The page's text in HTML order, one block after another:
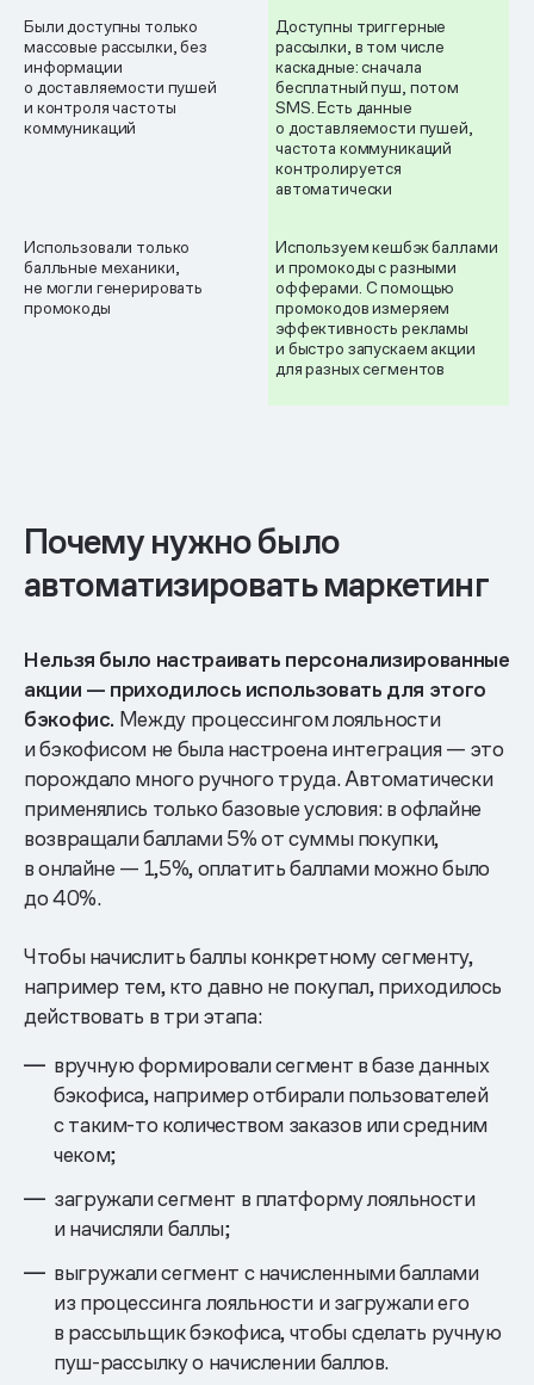
Были доступны только
массовые рассылки, без
информации
о доставляемости пушей
и контроля частоты
коммуникаций
Доступны триггерные
рассылки, в том числе
каскадные: сначала
бесплатный пуш, потом
SMS. Есть данные
о доставляемости пушей,
частота коммуникаций
контролируется
автоматически
Использовали только
балльные механики,
не могли генерировать
промокоды
Используем кешбэк баллами
и промокоды с разными
офферами. С помощью
промокодов измеряем
эффективность рекламы
и быстро запускаем акции
для разных сегментов
Почему нужно было
автоматизировать маркетинг
Нельзя было настраивать персонализированные
акции — приходилось использовать для этого
бэкофис. Между процессингом лояльности
и бэкофисом не была настроена интеграция — это
порождало много ручного труда. Автоматически
применялись только базовые условия: в офлайне
возвращали баллами 5% от суммы покупки,
в онлайне — 1,5%, оплатить баллами можно было
до 40%.
Чтобы начислить баллы конкретному сегменту,
например тем, кто давно не покупал, приходилось
действовать в три этапа:
вручную формировали сегмент в базе данных
бэкофиса, например отбирали пользователей
с таким-то количеством заказов или средним
чеком;
загружали сегмент в платформу лояльности
и начисляли баллы;
выгружали сегмент с начисленными баллами
из процессинга лояльности и загружали его
в рассыльщик бэкофиса, чтобы сделать ручную
пуш-рассылку о начислении баллов.